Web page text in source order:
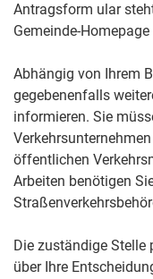
Antragsform ular
Gemeinde-
Abhängig von Ihrem
gegebenenfalls
informieren. Sie
öffentlichen
Arbeiten benötigen
Die zuständige
über Ihre